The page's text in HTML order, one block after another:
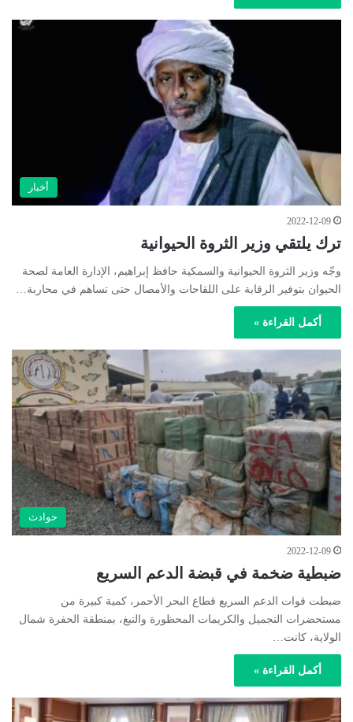
أخبار
2022-12-09
ترك يلتقي وزير الثروة الحيوانية
وجّه وزير الثروة الحيوانية والسمكية حافظ إبراهيم، الإدارة العامة لصحة
الحيوان بتوفير الرقابة على اللقاحات والأمصال حتى تساهم في محاربة…
أكمل القراءة »
حوادث
2022-12-09
ضبطية ضخمة في قبضة الدعم السريع
ضبطت قوات الدعم السريع قطاع البحر الأحمر، كمية كبيرة من
مستحضرات التجميل والكريمات المحظورة والتبغ، بمنطقة الحفرة شمال
الولاية، كانت…
أكمل القراءة »